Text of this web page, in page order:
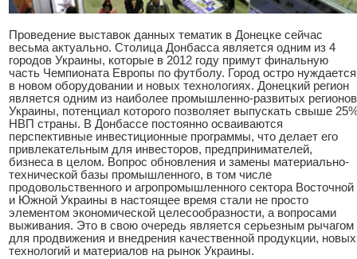
Проведение выставок данных тематик в Донецке сейчас
весьма актуально. Столица Донбасса является одним из 4
городов Украины, которые в 2012 году примут финальную
часть Чемпионата Европы по футболу. Город остро нуждается
в новом оборудовании и новых технологиях. Донецкий регион
является одним из наиболее промышленно-развитых регионов
Украины, потенциал которого позволяет выпускать свыше
НВП страны. В Донбассе постоянно осваиваются
перспективные инвестиционные программы, что делает его
привлекательным для инвесторов, предпринимателей,
бизнеса в целом. Вопрос обновления и замены материально-
технической базы промышленного, в том числе
продовольственного и агропромышленного сектора Восточной
и Южной Украины в настоящее время стали не просто
элементом экономической целесообразности, а вопросами
выживания. Это в свою очередь является серьезным рычагом
для продвижения и внедрения качественной продукции, новых
технологий и материалов на рынок Украины.